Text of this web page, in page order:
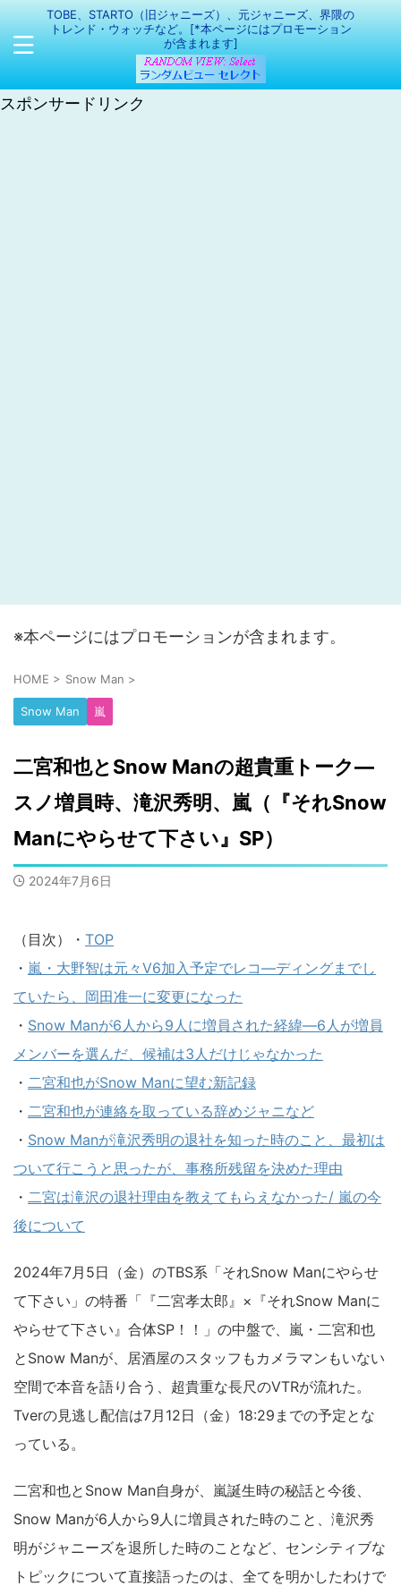
TOBE、STARTO（旧ジャニーズ）、元ジャニーズ、界隈の
トレンド・ウォッチなど。[*本ページにはプロモーション
が含まれます]
スポンサードリンク
※本ページにはプロモーションが含まれます。
HOME > Snow Man >
Snow Man 嵐
二宮和也とSnow Manの超貴重トーク―
スノ増員時、滝沢秀明、嵐（『それSnow
Manにやらせて下さい』SP）
2024年7月6日
（目次）・ TOP
・ 嵐・大野智は元々V6加入予定でレコ―ディングまでし
ていたら、岡田准一に変更になった
・ Snow Manが6人から9人に増員された経緯―6人が増員
メンバーを選んだ、候補は3人だけじゃなかった
・ 二宮和也がSnow Manに望む新記録
・ 二宮和也が連絡を取っている辞めジャニなど
・ Snow Manが滝沢秀明の退社を知った時のこと、最初は
ついて行こうと思ったが、事務所残留を決めた理由
・ 二宮は滝沢の退社理由を教えてもらえなかった/ 嵐の今
後について
2024年7月5日（金）のTBS系「それSnow Manにやらせ
て下さい」の特番「『二宮孝太郎』×『それSnow Manに
やらせて下さい』合体SP！！」の中盤で、嵐・二宮和也
とSnow Manが、居酒屋のスタッフもカメラマンもいない
空間で本音を語り合う、超貴重な長尺のVTRが流れた。
Tverの見逃し配信は7月12日（金）18:29までの予定とな
っている。
二宮和也とSnow Man自身が、嵐誕生時の秘話と今後、
Snow Manが6人から9人に増員された時のこと、滝沢秀
明がジャニーズを退所した時のことなど、センシティブな
トピックについて直接語ったのは、全てを明かしたわけで